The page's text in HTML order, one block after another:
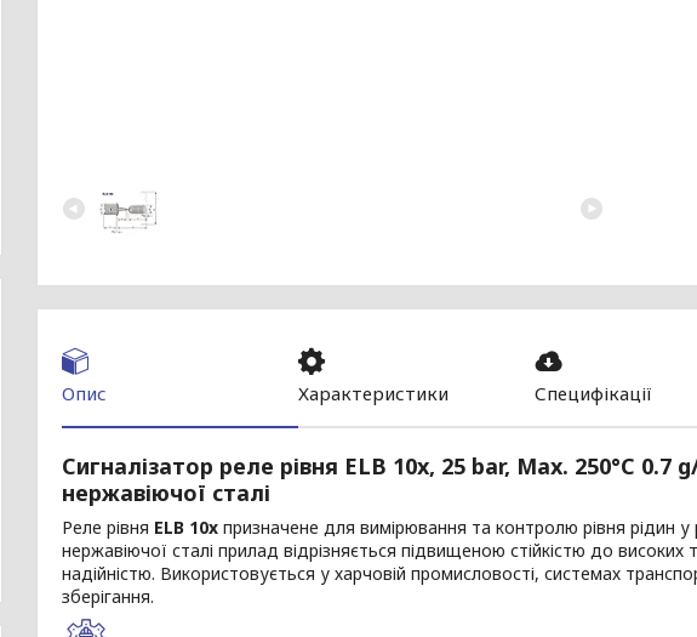
Опис Характеристики Специфікації
Сигналізатор реле рівня ELB 10x, 25 bar, Max. 250°C 0.7
нержавіючої сталі
Реле рівня ELB 10x призначене для вимірювання та контролю рівня рідин у
нержавіючої сталі прилад відрізняється підвищеною стійкістю до високих
надійністю. Використовується у харчовій промисловості, системах
зберігання.